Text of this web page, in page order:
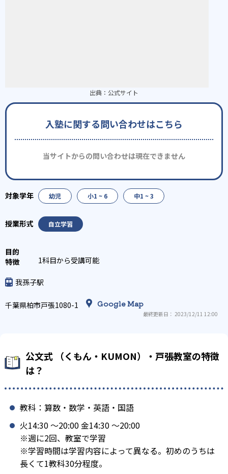
出典： 公式サイト
入塾に関する問い合わせはこちら
当サイトからの問い合わせは現在できません
幼児 小1 ~ 6 中1 ~ 3
自立学習
1科目から受講可能
我孫子駅
千葉県柏市戸張1080-1 Google Map
最終更新日： 2023/12/11 12:00
公文式 （くもん・KUMON）・戸張教室の特徴
は？
教科：算数・数学・英語・国語
火14:30 〜20:00 金14:30 〜20:00
※週に2回、教室で学習
※学習時間は学習内容によって異なる。初めのうちは
長くて1教科30分程度。